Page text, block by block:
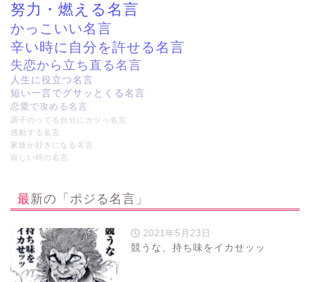
努力・燃える名言
かっこいい名言
辛い時に自分を許せる名言
失恋から立ち直る名言
人生に役立つ名言
短い一言でグサッとくる名言
恋愛で攻める名言
調子のってる自分にカツっ名言
感動する名言
家族が好きになる名言
寂しい時の名言
最新の「ポジる名言」
2021年5月23日
競うな、持ち味をイカせッッ